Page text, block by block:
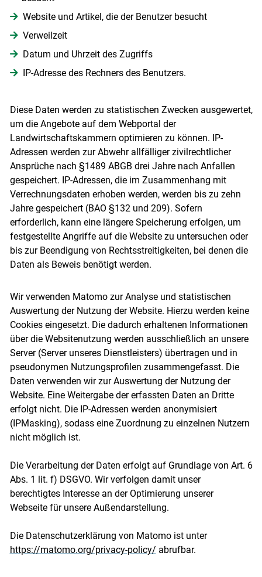
Website und Artikel, die der Benutzer besucht
Verweilzeit
Datum und Uhrzeit des Zugriffs
IP-Adresse des Rechners des Benutzers.
Diese Daten werden zu statistischen Zwecken ausgewertet,
um die Angebote auf dem Webportal der
Landwirtschaftskammern optimieren zu können. IP-
Adressen werden zur Abwehr allfälliger zivilrechtlicher
Ansprüche nach §1489 ABGB drei Jahre nach Anfallen
gespeichert. IP-Adressen, die im Zusammenhang mit
Verrechnungsdaten erhoben werden, werden bis zu zehn
Jahre gespeichert (BAO §132 und 209). Sofern
erforderlich, kann eine längere Speicherung erfolgen, um
festgestellte Angriffe auf die Website zu untersuchen oder
bis zur Beendigung von Rechtsstreitigkeiten, bei denen die
Daten als Beweis benötigt werden.
Wir verwenden Matomo zur Analyse und statistischen
Auswertung der Nutzung der Website. Hierzu werden keine
Cookies eingesetzt. Die dadurch erhaltenen Informationen
über die Websitenutzung werden ausschließlich an unsere
Server (Server unseres Dienstleisters) übertragen und in
pseudonymen Nutzungsprofilen zusammengefasst. Die
Daten verwenden wir zur Auswertung der Nutzung der
Website. Eine Weitergabe der erfassten Daten an Dritte
erfolgt nicht. Die IP-Adressen werden anonymisiert
(IPMasking), sodass eine Zuordnung zu einzelnen Nutzern
nicht möglich ist.
Die Verarbeitung der Daten erfolgt auf Grundlage von Art. 6
Abs. 1 lit. f) DSGVO. Wir verfolgen damit unser
berechtigtes Interesse an der Optimierung unserer
Webseite für unsere Außendarstellung.
Die Datenschutzerklärung von Matomo ist unter
https://matomo.org/privacy-policy/ abrufbar.